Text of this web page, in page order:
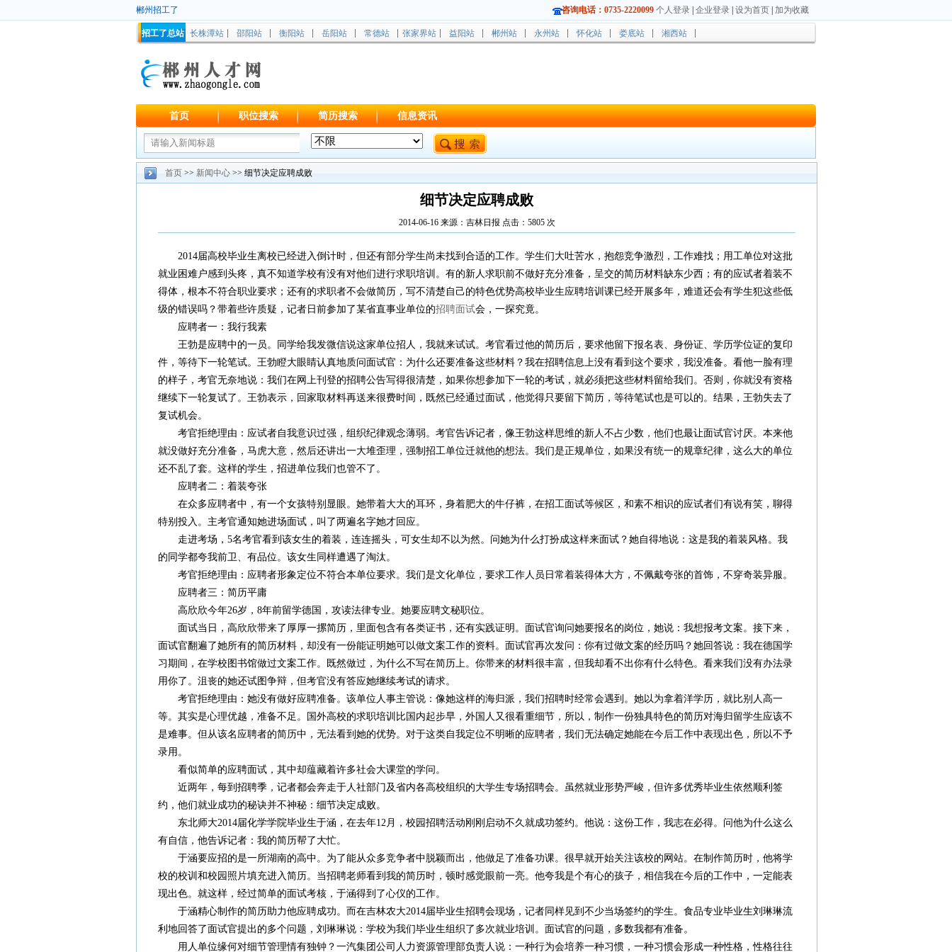
郴州招工了 咨询电话：0735-2220099 个人登录 企业登录 设为首页 加为收藏
招工了总站 长株潭站 邵阳站 衡阳站 岳阳站 常德站 张家界站 益阳站 郴州站 永州站 怀化站 娄底站 湘西站
首页 职位搜索 简历搜索 信息资讯
首页 >> 新闻中心 >> 细节决定应聘成败
细节决定应聘成败
2014-06-16 来源：吉林日报 点击： 5805次
2014届高校毕业生离校已经进入倒计时，但还有部分学生尚未找到合适的工作。学生们大吐苦水，抱怨竞争激烈，工作难找；用工单位对这批
就业困难户感到头疼，真不知道学校有没有对他们进行求职培训。有的新人求职前不做好充分准备，呈交的简历材料缺东少西；有的应试者着装不
得体，根本不符合职业要求；还有的求职者不会做简历，写不清楚自己的特色优势高校毕业生应聘培训课已经开展多年，难道还会有学生犯这些低
级的错误吗？带着些许质疑，记者日前参加了某省直事业单位的招聘面试会，一探究竟。
应聘者一：我行我素
王勃是应聘中的一员。同学给我发微信说这家单位招人，我就来试试。考官看过他的简历后，要求他留下报名表、身份证、学历学位证的复印
件，等待下一轮笔试。王勃瞪大眼睛认真地质问面试官：为什么还要准备这些材料？我在招聘信息上没有看到这个要求，我没准备。看他一脸有理
的样子，考官无奈地说：我们在网上刊登的招聘公告写得很清楚，如果你想参加下一轮的考试，就必须把这些材料留给我们。否则，你就没有资格
继续下一轮复试了。王勃表示，回家取材料再送来很费时间，既然已经通过面试，他觉得只要留下简历，等待笔试也是可以的。结果，王勃失去了
复试机会。
考官拒绝理由：应试者自我意识过强，组织纪律观念薄弱。考官告诉记者，像王勃这样思维的新人不占少数，他们也最让面试官讨厌。本来他
就没做好充分准备，马虎大意，然后还讲出一大堆歪理，强制招工单位迁就他的想法。我们是正规单位，如果没有统一的规章纪律，这么大的单位
还不乱了套。这样的学生，招进单位我们也管不了。
应聘者二：着装夸张
在众多应聘者中，有一个女孩特别显眼。她带着大大的耳环，身着肥大的牛仔裤，在招工面试等候区，和素不相识的应试者们有说有笑，聊得
特别投入。主考官通知她进场面试，叫了两遍名字她才回应。
走进考场，5名考官看到该女生的着装，连连摇头，可女生却不以为然。问她为什么打扮成这样来面试？她自得地说：这是我的着装风格。我
的同学都夸我前卫、有品位。该女生同样遭遇了淘汰。
考官拒绝理由：应聘者形象定位不符合本单位要求。我们是文化单位，要求工作人员日常着装得体大方，不佩戴夸张的首饰，不穿奇装异服。
应聘者三：简历平庸
高欣欣今年26岁，8年前留学德国，攻读法律专业。她要应聘文秘职位。
面试当日，高欣欣带来了厚厚一摞简历，里面包含有各类证书，还有实践证明。面试官询问她要报名的岗位，她说：我想报考文案。接下来，
面试官翻遍了她所有的简历材料，却没有一份能证明她可以做文案工作的资料。面试官再次发问：你有过做文案的经历吗？她回答说：我在德国学
习期间，在学校图书馆做过文案工作。既然做过，为什么不写在简历上。你带来的材料很丰富，但我却看不出你有什么特色。看来我们没有办法录
用你了。沮丧的她还试图争辩，但考官没有答应她继续考试的请求。
考官拒绝理由：她没有做好应聘准备。该单位人事主管说：像她这样的海归派，我们招聘时经常会遇到。她以为拿着洋学历，就比别人高一
等。其实是心理优越，准备不足。国外高校的求职培训比国内起步早，外国人又很看重细节，所以，制作一份独具特色的简历对海归留学生应该不
是难事。但从该名应聘者的简历中，无法看到她的优势。对于这类自我定位不明晰的应聘者，我们无法确定她能在今后工作中表现出色，所以不予
录用。
看似简单的应聘面试，其中却蕴藏着许多社会大课堂的学问。
近两年，每到招聘季，记者都会奔走于人社部门及省内各高校组织的大学生专场招聘会。虽然就业形势严峻，但许多优秀毕业生依然顺利签
约，他们就业成功的秘诀并不神秘：细节决定成败。
东北师大2014届化学学院毕业生于涵，在去年12月，校园招聘活动刚刚启动不久就成功签约。他说：这份工作，我志在必得。问他为什么这么
有自信，他告诉记者：我的简历帮了大忙。
于涵要应招的是一所湖南的高中。为了能从众多竞争者中脱颖而出，他做足了准备功课。很早就开始关注该校的网站。在制作简历时，他将学
校的校训和校园照片填充进入简历。当招聘老师看到我的简历时，顿时感觉眼前一亮。他夸我是个有心的孩子，相信我在今后的工作中，一定能表
现出色。就这样，经过简单的面试考核，于涵得到了心仪的工作。
于涵精心制作的简历助力他应聘成功。而在吉林农大2014届毕业生招聘会现场，记者同样见到不少当场签约的学生。食品专业毕业生刘琳琳流
利地回答了面试官提出的多个问题，刘琳琳说：学校为我们毕业生组织了多次就业培训。面试官的问题，多数我都有准备。
用人单位缘何对细节管理情有独钟？一汽集团公司人力资源管理部负责人说：一种行为会培养一种习惯，一种习惯会形成一种性格，性格往往